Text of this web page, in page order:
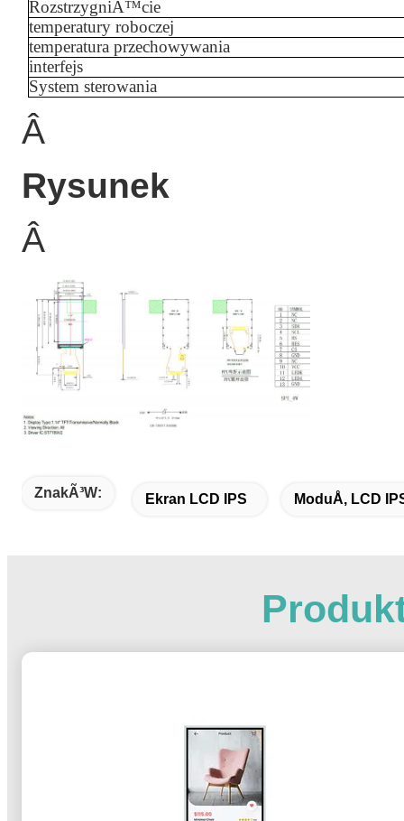
RozstrzygniÄ™cie
temperatury roboczej
temperatura przechowywania
interfejs
System sterowania
Â
Rysunek
Â
ZnakÃ³w: Ekran LCD IPS ModuÅ‚ LCD